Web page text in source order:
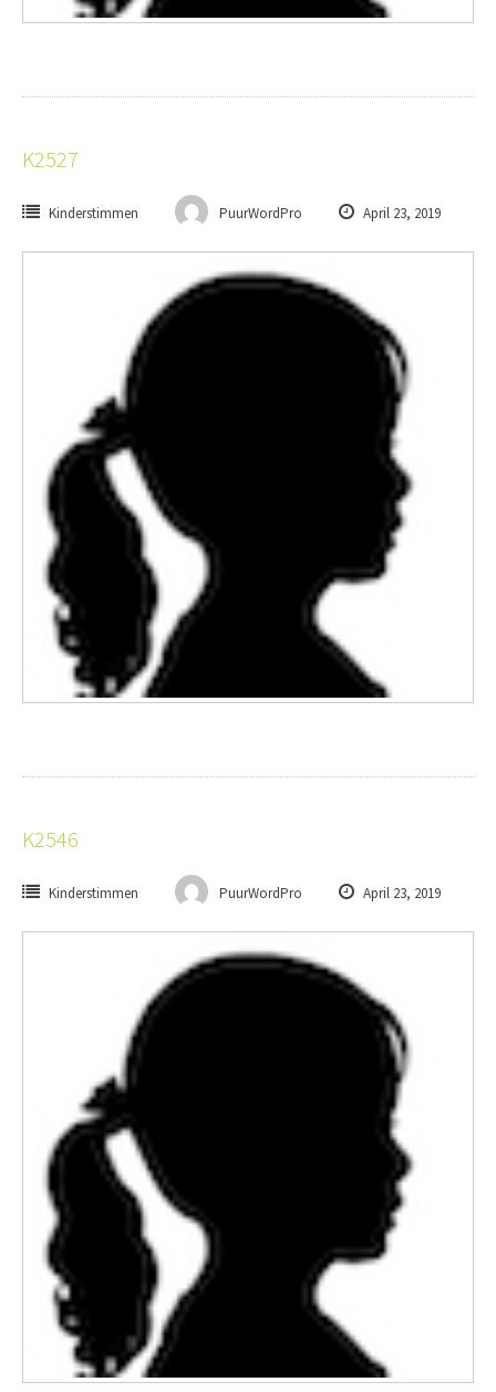
K2527
Kinderstimmen PuurWordPro April 23, 2019
K2546
Kinderstimmen PuurWordPro April 23, 2019